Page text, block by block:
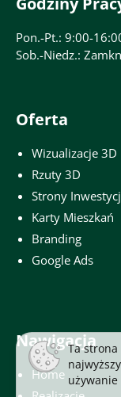
Pon.-Pt.: 9:00-
Sob.-Niedz.:
Oferta
Wizualizacje 3D
Rzuty 3D
Strony
Karty Mieszkań
Branding
Google Ads
Nawigacja
Home
Ta strona
używanie